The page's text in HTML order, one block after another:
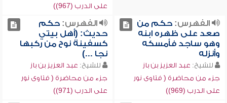
على الدرب (967))
الفهرس:حكم من
صعد على ظهره ابنه
وهو ساجد فأمسكه
وأنزله
للشيخ: عبد العزيز بن باز
جزء من محاضرة ( فتاوى نور
على الدرب (969))
الفهرس:حكم
حديث: (أهل بيتي
كسفينة نوح من ركبها
نجا ...)
للشيخ: عبد العزيز بن باز
جزء من محاضرة ( فتاوى نور
على الدرب (971))